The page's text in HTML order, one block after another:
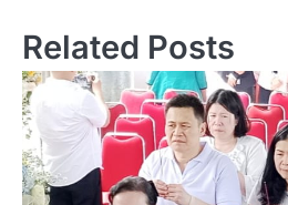
n
a
v
i
Related Posts